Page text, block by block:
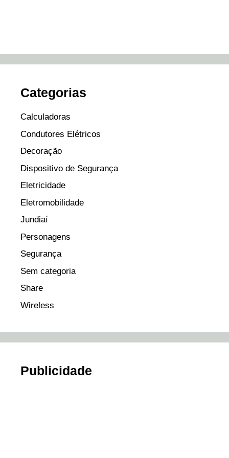
Categorias
Calculadoras
Condutores Elétricos
Decoração
Dispositivo de Segurança
Eletricidade
Eletromobilidade
Jundiaí
Personagens
Segurança
Sem categoria
Share
Wireless
Publicidade